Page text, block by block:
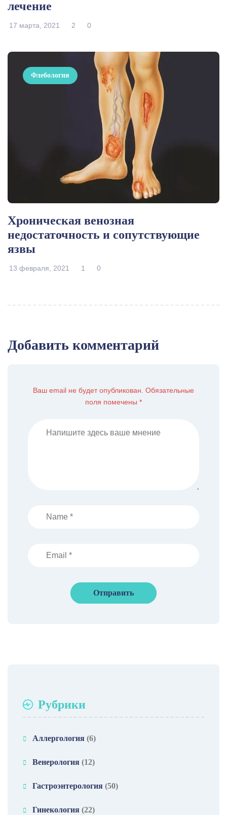
лечение
17 марта, 2021 2 0
Флебология
Хроническая венозная
недостаточность и сопутствующие
язвы
13 февраля, 2021 1 0
Добавить комментарий
Ваш email не будет опубликован. Обязательные
поля помечены *
Рубрики
Аллергология (6)
Венерология (12)
Гастроэнтерология (50)
Гинекология (22)